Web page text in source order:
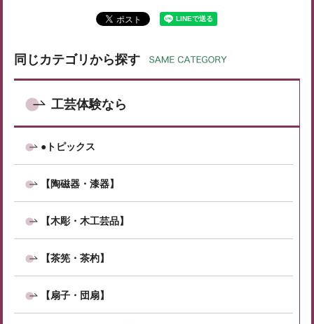
同じカテゴリから探す
工芸体験なら
●トピックス
【陶磁器・漆器】
【木彫・木工芸品】
【茶筅・茶杓】
【扇子・団扇】